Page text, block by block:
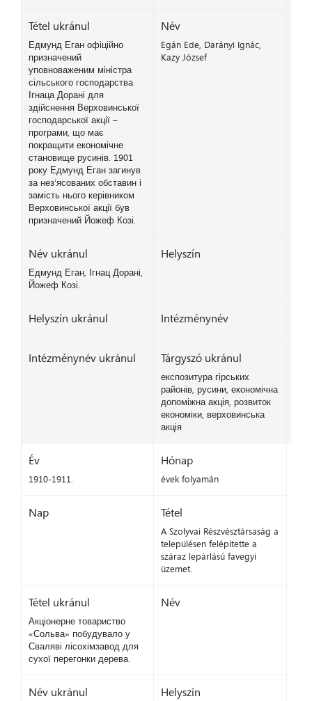
Tétel ukránul
Едмунд Еган офіційно
призначений
уповноваженим міністра
сільського господарства
Ігнаца Дорані для
здійснення Верховинської
господарської акції –
програми, що має
покращити економічне
становище русинів. 1901
року Едмунд Еган загинув
за нез’ясованих обставин і
замість нього керівником
Верховинської акції був
призначений Йожеф Козі.
Név
Egán Ede, Darányi Ignác,
Kazy József
Név ukránul
Едмунд Еган, Ігнац Дорані,
Йожеф Козі.
Helyszín
Helyszín ukránul Intézménynév
Intézménynév ukránul Tárgyszó ukránul
експозитура гірських
районів, русини, економічна
допоміжна акція, розвиток
економіки, верховинська
акція
Év
1910-1911.
Hónap
évek folyamán
Nap Tétel
A Szolyvai Részvésztársaság a
településen felépítette a
száraz lepárlású favegyi
üzemet.
Tétel ukránul
Акціонерне товариство
«Сольва» побудувало у
Сваляві лісохімзавод для
сухої перегонки дерева.
Név
Név ukránul Helyszín